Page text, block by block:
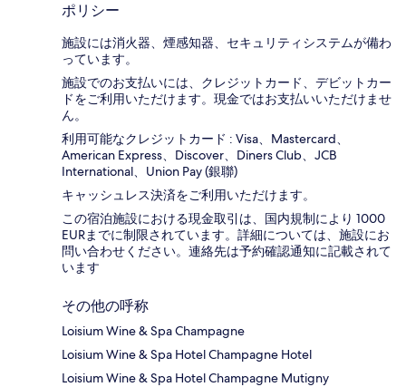
ポリシー
施設には消火器、煙感知器、セキュリティシステムが備わ
っています。
施設でのお支払いには、クレジットカード、デビットカー
ドをご利用いただけます。現金ではお支払いいただけませ
ん。
利用可能なクレジットカード : Visa、Mastercard、
American Express、Discover、Diners Club、JCB
International、Union Pay (銀聯)
キャッシュレス決済をご利用いただけます。
この宿泊施設における現金取引は、国内規制により 1000
EURまでに制限されています。詳細については、施設にお
問い合わせください。連絡先は予約確認通知に記載されて
います
その他の呼称
Loisium Wine & Spa Champagne
Loisium Wine & Spa Hotel Champagne Hotel
Loisium Wine & Spa Hotel Champagne Mutigny